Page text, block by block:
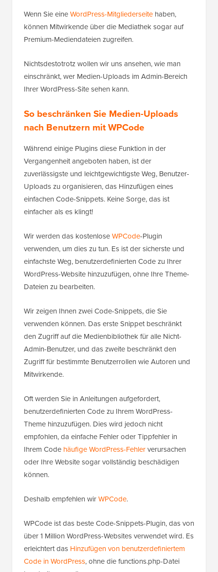
Wenn Sie eineWordPress-Mitgliederseite haben,
können Mitwirkende über die Mediathek sogar auf
Premium-Mediendateien zugreifen.
Nichtsdestotrotz wollen wir uns ansehen, wie man
einschränkt, wer Medien-Uploads im Admin-Bereich
Ihrer WordPress-Site sehen kann.
So beschränken Sie Medien-Uploads
nach Benutzern mit WPCode
Während einige Plugins diese Funktion in der
Vergangenheit angeboten haben, ist der
zuverlässigste und leichtgewichtigste Weg, Benutzer-
Uploads zu organisieren, das Hinzufügen eines
einfachen Code-Snippets. Keine Sorge, das ist
einfacher als es klingt!
Wir werden das kostenloseWPCode-Plugin
verwenden, um dies zu tun. Es ist der sicherste und
einfachste Weg, benutzerdefinierten Code zu Ihrer
WordPress-Website hinzuzufügen, ohne Ihre Theme-
Dateien zu bearbeiten.
Wir zeigen Ihnen zwei Code-Snippets, die Sie
verwenden können. Das erste Snippet beschränkt
den Zugriff auf die Medienbibliothek für alle Nicht-
Admin-Benutzer, und das zweite beschränkt den
Zugriff für bestimmte Benutzerrollen wie Autoren und
Mitwirkende.
Oft werden Sie in Anleitungen aufgefordert,
benutzerdefinierten Code zu Ihrem WordPress-
Theme hinzuzufügen. Dies wird jedoch nicht
empfohlen, da einfache Fehler oder Tippfehler in
Ihrem Code häufige WordPress-Fehlerverursachen
oder Ihre Website sogar vollständig beschädigen
können.
Deshalb empfehlen wirWPCode.
WPCode ist das beste Code-Snippets-Plugin, das von
über 1 Million WordPress-Websites verwendet wird. Es
erleichtert das Hinzufügen von benutzerdefiniertem
Code in WordPress, ohne die functions.php-Datei